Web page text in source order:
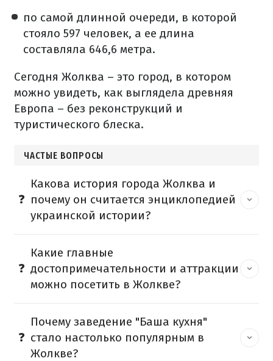
по самой длинной очереди, в которой
стояло 597 человек, а ее длина
составляла 646,6 метра.
Сегодня Жолква – это город, в котором
можно увидеть, как выглядела древняя
Европа – без реконструкций и
туристического блеска.
ЧАСТЫЕ ВОПРОСЫ
Какова история города Жолква и
почему он считается энциклопедией
украинской истории?
Какие главные
достопримечательности и аттракции
можно посетить в Жолкве?
Почему заведение "Баша кухня"
стало настолько популярным в
Жолкве?